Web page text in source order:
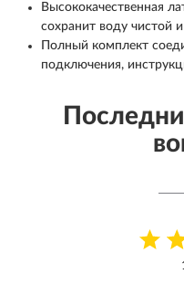
Высококачественная
сохранит воду чистой
Полный комплект
подключения,